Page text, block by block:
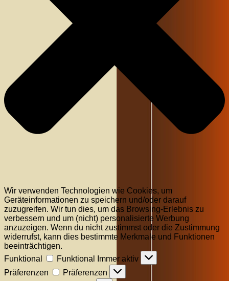
Wir verwenden Technologien wie Cookies, um
Geräteinformationen zu speichern und/oder darauf
zuzugreifen. Wir tun dies, um das Browsing-Erlebnis zu
verbessern und um (nicht) personalisierte Werbung
anzuzeigen. Wenn du nicht zustimmst oder die Zustimmung
widerrufst, kann dies bestimmte Merkmale und Funktionen
beeinträchtigen.
Funktional
Funktional
Immer aktiv
Präferenzen
Präferenzen